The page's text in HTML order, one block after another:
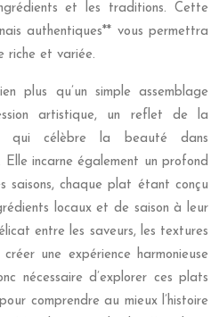
et les traditions. Cette
authentiques** vous permettra
riche et variée.
plus qu’un simple assemblage
artistique, un reflet de la
qui célèbre la beauté dans
Elle incarne également un profond
chaque plat étant conçu
locaux et de saison à leur
entre les saveurs, les textures
une expérience harmonieuse
nécessaire d’explorer ces plats
comprendre au mieux l’histoire